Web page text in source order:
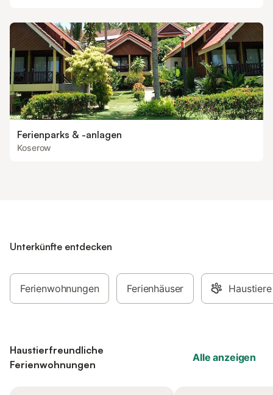
Ferienparks & -anlagen
Koserow
Unterkünfte entdecken
Ferienwohnungen Ferienhäuser
Haustierfreundliche
Ferienwohnungen
Alle anzeigen